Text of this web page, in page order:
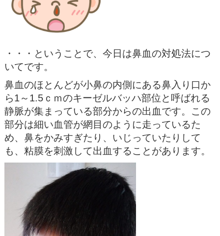
・・・ということで、今日は鼻血の対処法につ
いてです。
鼻血のほとんどが小鼻の内側にある鼻入り口か
ら1～1.5ｃｍのキーゼルバッハ部位と呼ばれる
静脈が集まっている部分からの出血です。この
部分は細い血管が網目のように走っているた
め、鼻をかみすぎたり、いじっていたりして
も、粘膜を刺激して出血することがあります。